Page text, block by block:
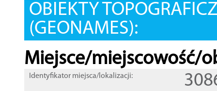
OBIEKTY
(GEONAMES):
Miejsce/miejscowość/
Identyfikator miejsca/lokalizacji: